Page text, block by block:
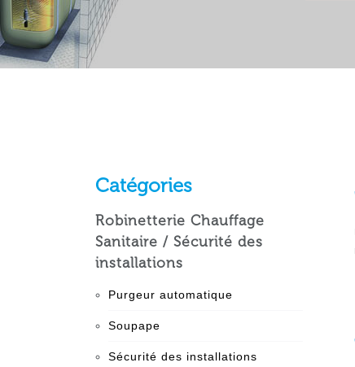
Catégories
Robinetterie Chauffage
Sanitaire / Sécurité des
installations
Purgeur automatique
Soupape
Sécurité des installations